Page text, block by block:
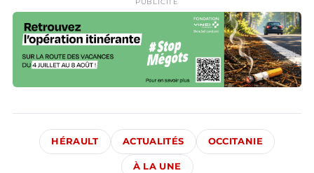
PUBLICITÉ
HÉRAULT ACTUALITÉS OCCITANIE
À LA UNE